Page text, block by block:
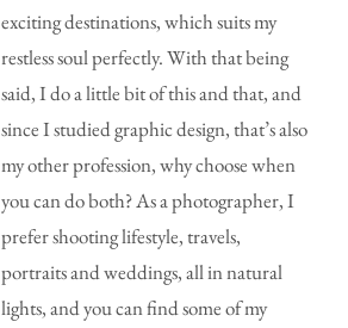
exciting destinations, which suits my
restless soul perfectly. With that being
said, I do a little bit of this and that, and
since I studied graphic design, that’s also
my other profession, why choose when
you can do both? As a photographer, I
prefer shooting lifestyle, travels,
portraits and weddings, all in natural
lights, and you can find some of my